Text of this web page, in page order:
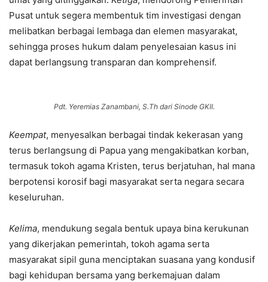
Pusat untuk segera membentuk tim investigasi dengan
melibatkan berbagai lembaga dan elemen masyarakat,
sehingga proses hukum dalam penyelesaian kasus ini
dapat berlangsung transparan dan komprehensif.
Pdt. Yeremias Zanambani, S.Th dari Sinode GKII.
Keempat, menyesalkan berbagai tindak kekerasan yang
terus berlangsung di Papua yang mengakibatkan korban,
termasuk tokoh agama Kristen, terus berjatuhan, hal mana
berpotensi korosif bagi masyarakat serta negara secara
keseluruhan.
Kelima, mendukung segala bentuk upaya bina kerukunan
yang dikerjakan pemerintah, tokoh agama serta
masyarakat sipil guna menciptakan suasana yang kondusif
bagi kehidupan bersama yang berkemajuan dalam